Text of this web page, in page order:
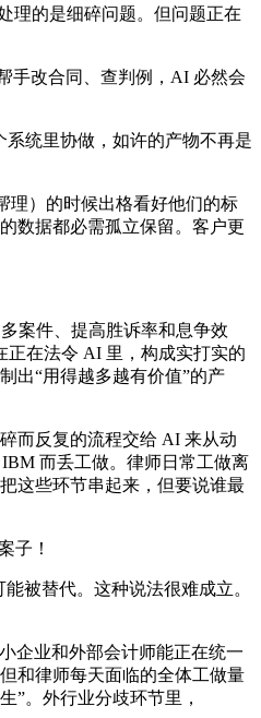
理的是细碎问题。但问题正在
手改合同、查判例，AI 必然会
统里协做，如许的产物不再是
）的时候出格看好他们的标
数据都必需孤立保留。客户更
案件、提高胜诉率和息争效
正在法令 AI 里，构成实打实的
出“用得越多越有价值”的产
而反复的流程交给 AI 来从动
而丢工做。律师日常工做离
这些环节串起来，但要说谁最
子！
被替代。这种说法很难成立。
企业和外部会计师能正在统一
和律师每天面临的全体工做量
”。外行业分歧环节里，